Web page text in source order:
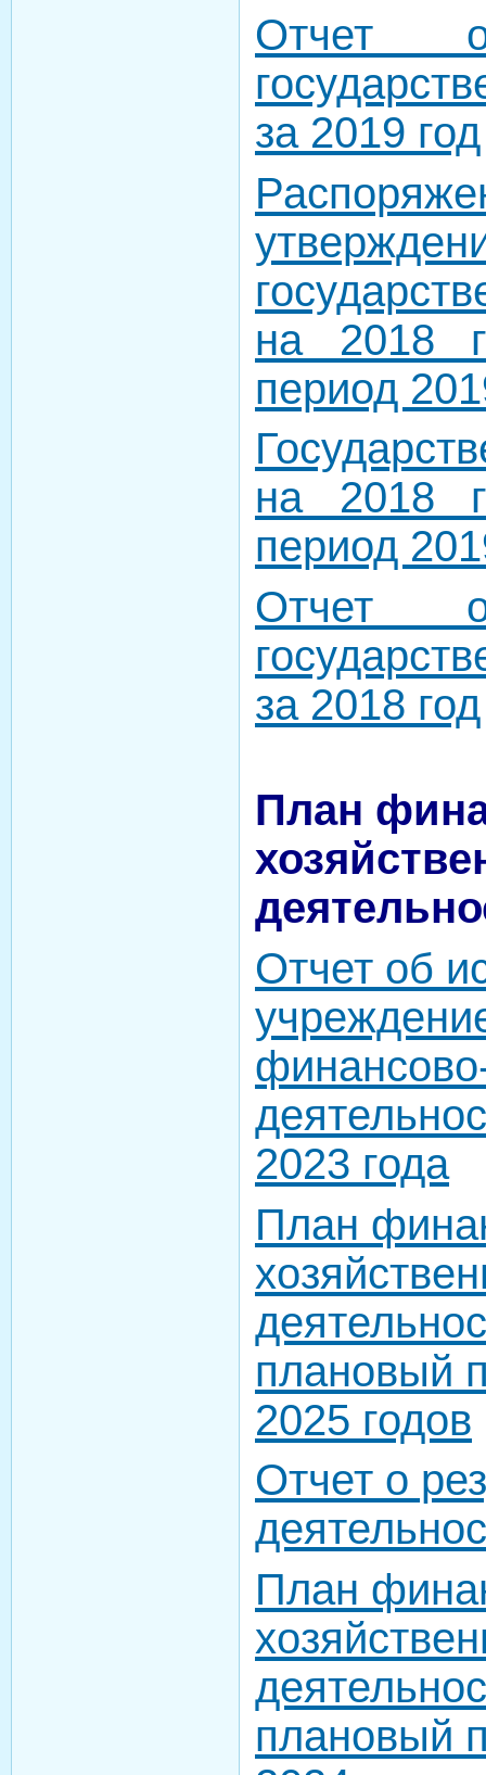
Отчет
за 2019 год
на 2018
период
на 2018
период
Отчет
за 2018 год
План
Отчет об
2023 года
План
плановый
2025 годов
Отчет о
План
плановый